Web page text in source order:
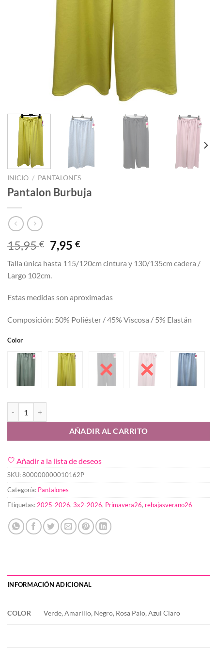
INICIO / PANTALONES
Pantalon Burbuja
15,95€ El
precio
original
era:
7,95€El
actual
Talla única hasta 115/120cm cintura y 130/135cm cadera /
Largo 102cm.
Estas medidas son aproximadas
Composición: 50% Poliéster / 45% Viscosa / 5% Elastán
Color
AÑADIR AL CARRITO
Añadir a la lista de deseos
SKU:800000000010162P
Categoría: Pantalones
Etiquetas: 2025-2026, 3x2-2026, Primavera26, rebajasverano26
INFORMACIÓN ADICIONAL
COLOR Verde, Amarillo, Negro, Rosa Palo, Azul Claro